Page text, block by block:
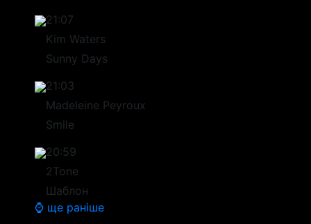
21:07
Kim Waters
Sunny Days
21:03
Madeleine Peyroux
Smile
20:59
2Tone
Шаблон
⌚ ще раніше